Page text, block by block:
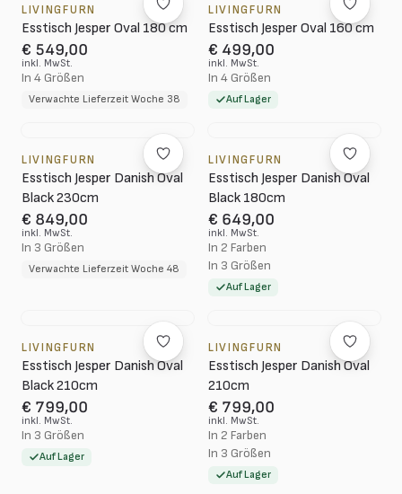
LIVINGFURN
Esstisch Jesper Oval 180 cm
€ 549,00
inkl. MwSt.
In 4 Größen
Verwachte Lieferzeit Woche 38
LIVINGFURN
Esstisch Jesper Oval 160 cm
€ 499,00
inkl. MwSt.
In 4 Größen
Auf Lager
LIVINGFURN
Esstisch Jesper Danish Oval
Black 230cm
€ 849,00
inkl. MwSt.
In 3 Größen
Verwachte Lieferzeit Woche 48
LIVINGFURN
Esstisch Jesper Danish Oval
Black 180cm
€ 649,00
inkl. MwSt.
In 2 Farben
In 3 Größen
Auf Lager
LIVINGFURN
Esstisch Jesper Danish Oval
Black 210cm
€ 799,00
inkl. MwSt.
In 3 Größen
Auf Lager
LIVINGFURN
Esstisch Jesper Danish Oval
210cm
€ 799,00
inkl. MwSt.
In 2 Farben
In 3 Größen
Auf Lager